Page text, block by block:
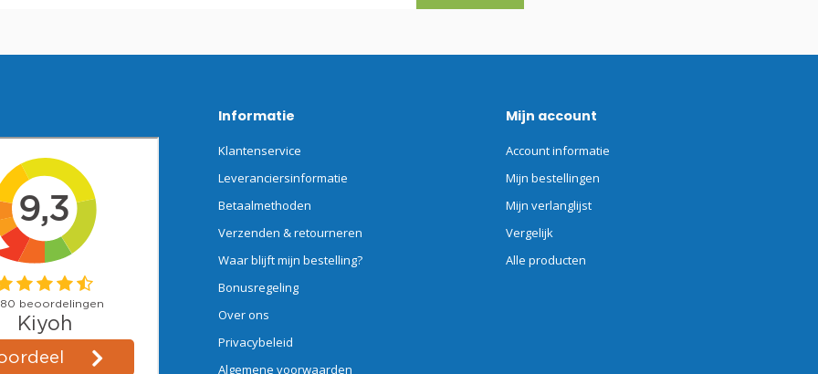
Informatie
Klantenservice
Leveranciersinformatie
Betaalmethoden
Verzenden & retourneren
Waar blijft mijn bestelling?
Bonusregeling
Over ons
Privacybeleid
Algemene voorwaarden
Mijn account
Account informatie
Mijn bestellingen
Mijn verlanglijst
Vergelijk
Alle producten